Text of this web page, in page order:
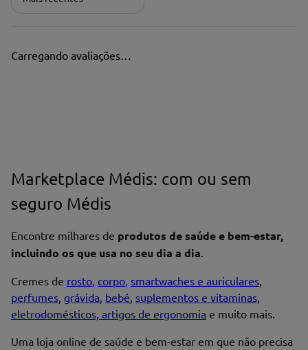
Carregando avaliações…
Marketplace Médis: com ou sem
seguro Médis
Encontre milhares de produtos de saúde e bem-estar,
incluindo os que usa no seu dia a dia.
Cremes de rosto, corpo, smartwaches e auriculares,
perfumes, grávida, bebé, suplementos e vitaminas,
eletrodomésticos, artigos de ergonomia e muito mais.
Uma loja online de saúde e bem-estar em que não precisa